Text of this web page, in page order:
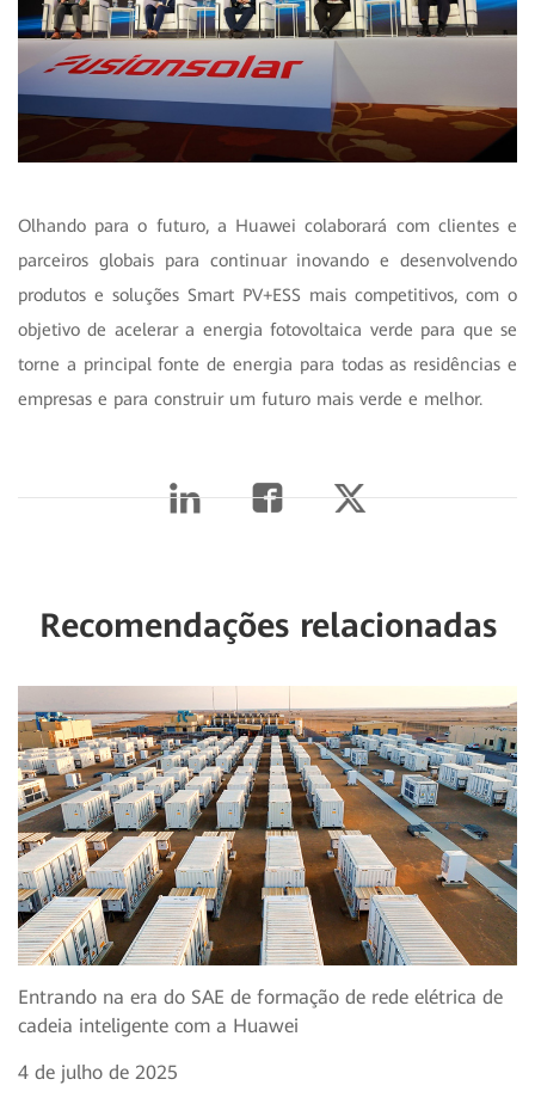
Olhando para o futuro, a Huawei colaborará com clientes e
parceiros globais para continuar inovando e desenvolvendo
produtos e soluções Smart PV+ESS mais competitivos, com o
objetivo de acelerar a energia fotovoltaica verde para que se
torne a principal fonte de energia para todas as residências e
empresas e para construir um futuro mais verde e melhor.
Recomendações relacionadas
Entrando na era do SAE de formação de rede elétrica de
cadeia inteligente com a Huawei
4 de julho de 2025